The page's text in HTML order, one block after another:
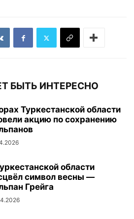
БЫТЬ ИНТЕРЕСНО
Туркестанской области
акцию по сохранению
области
символ весны —
Грейга